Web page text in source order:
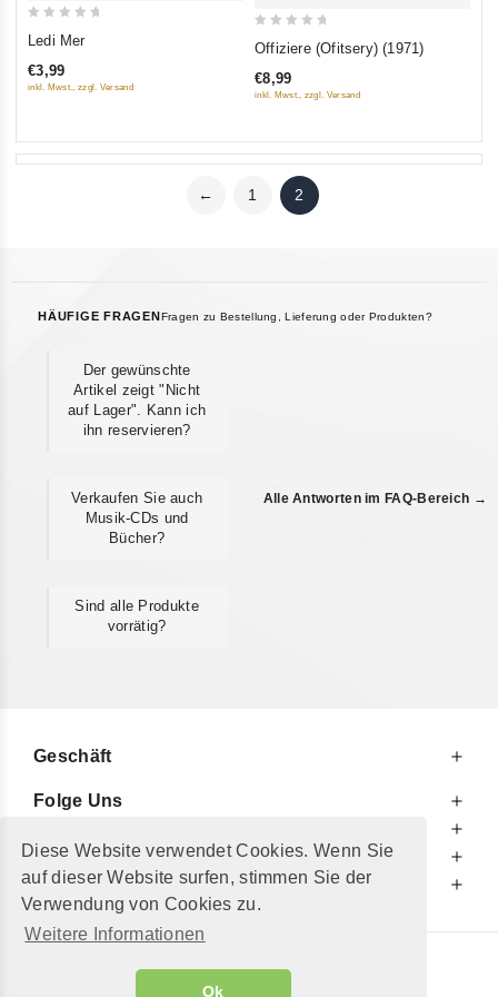
Diese Website verwendet Cookies. Wenn Sie
auf dieser Website surfen, stimmen Sie der
Verwendung von Cookies zu.
Weitere Informationen
Ok
of
Ledi Mer
€3,99
inkl. Mwst., zzgl. Versand of
Offiziere (Ofitsery) (1971)
€8,99
inkl. Mwst., zzgl. Versand
← 1 2
HÄUFIGE FRAGEN Fragen zu Bestellung, Lieferung oder Produkten?
Der gewünschte
Artikel zeigt "Nicht
auf Lager". Kann ich
ihn reservieren?
Verkaufen Sie auch
Musik-CDs und
Bücher?
Sind alle Produkte
vorrätig?
Alle Antworten im FAQ-Bereich →
Geschäft
Folge Uns
Zu Ihrer Information
Zusätzlich
© 2002 - 2026"Petershop GmbH"
Alle Preise inkl. MwSt. und zzgl.